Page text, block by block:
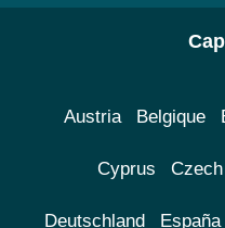
Austria Belgique
Cyprus
Deutschland España